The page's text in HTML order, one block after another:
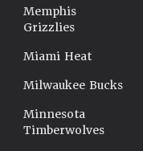
Memphis
Grizzlies
Miami Heat
Milwaukee Bucks
Minnesota
Timberwolves